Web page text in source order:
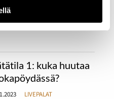
1: kuka huutaa
LIVEPALAT